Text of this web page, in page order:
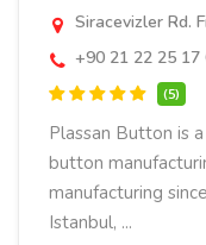
Siracevizler Rd.
+90 21 22 25 17
(5)
Plassan Button is
button
manufacturing
Istanbul, ...